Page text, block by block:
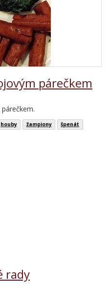
párečkem
houby žampiony
špenát
rady